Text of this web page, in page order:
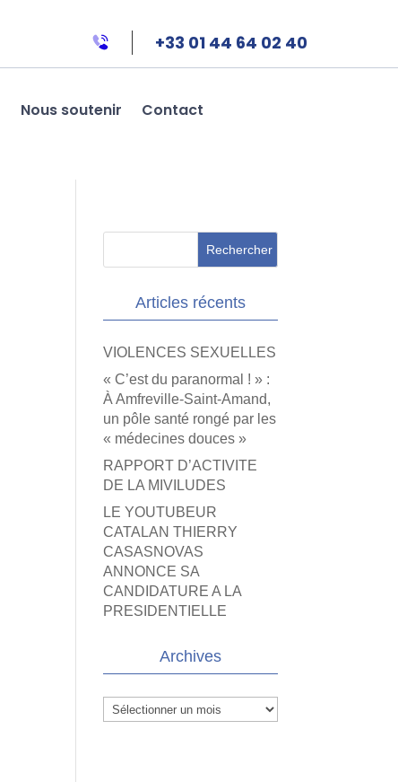
+33 01 44 64 02 40
Nous soutenir Contact
Articles récents
VIOLENCES SEXUELLES
« C’est du paranormal ! » :
À Amfreville-Saint-Amand,
un pôle santé rongé par les
« médecines douces »
RAPPORT D’ACTIVITE
DE LA MIVILUDES
LE YOUTUBEUR
CATALAN THIERRY
CASASNOVAS
ANNONCE SA
CANDIDATURE A LA
PRESIDENTIELLE
Archives
Archives